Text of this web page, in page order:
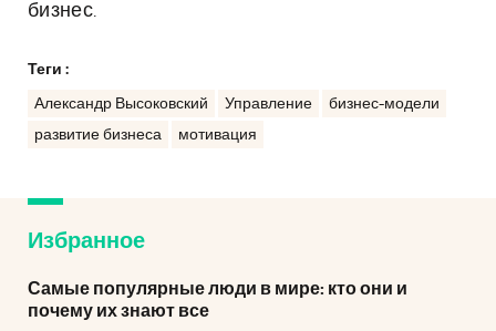
бизнес.
Теги :
Александр Высоковский Управление
бизнес-модели
развитие бизнеса
мотивация
Избранное
Самые популярные люди в мире: кто они и
почему их знают все